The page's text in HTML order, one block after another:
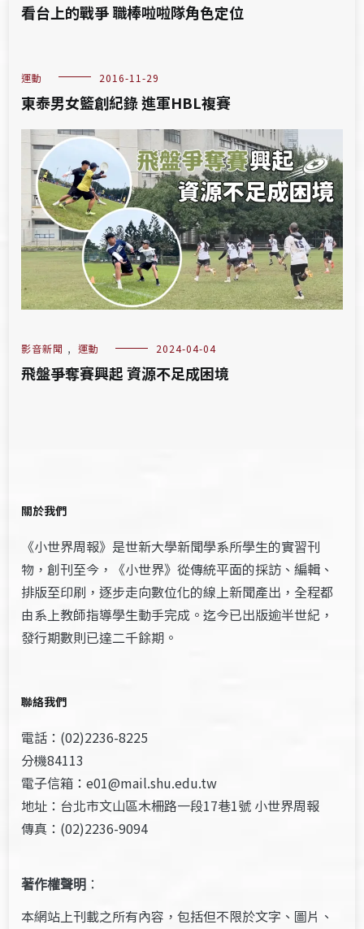
看台上的戰爭 職棒啦啦隊角色定位
運動 2016-11-29
東泰男女籃創紀錄 進軍HBL複賽
影音新聞 , 運動 2024-04-04
飛盤爭奪賽興起 資源不足成困境
關於我們
《小世界周報》是世新大學新聞學系所學生的實習刊
物，創刊至今，《小世界》從傳統平面的採訪、編輯、
排版至印刷，逐步走向數位化的線上新聞產出，全程都
由系上教師指導學生動手完成。迄今已出版逾半世紀，
發行期數則已達二千餘期。
聯絡我們
電話：(02)2236-8225
分機84113
電子信箱：e01@mail.shu.edu.tw
地址：台北市文山區木柵路一段17巷1號 小世界周報
傳真：(02)2236-9094
著作權聲明 ：
本網站上刊載之所有內容，包括但不限於文字、圖片、